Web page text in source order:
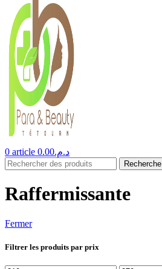
0 article د.م.0.00
Recherche
Raffermissante
Fermer
Filtrer les produits par prix